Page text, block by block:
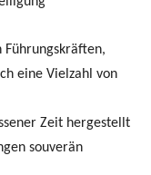
die eine
herstellen,
Sie erlernen die
und machen
Werkzeuge.